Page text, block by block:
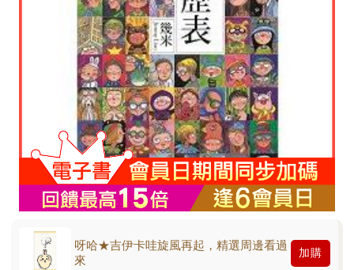
呀哈★吉伊卡哇旋風再起，精選周邊看過
來
加購